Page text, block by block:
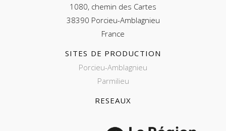
1080, chemin des Cartes
38390 Porcieu-Amblagnieu
France
SITES DE PRODUCTION
Porcieu-Amblagnieu
Parmilieu
RESEAUX